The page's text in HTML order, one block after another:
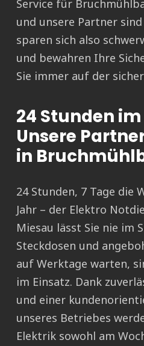
Service für
und unsere Partner sind
sparen sich also
und bewahren Ihre
Sie immer auf der
24 Stunden
Unsere
in
24 Stunden, 7 Tage die
Jahr – der Elektro
Miesau lässt Sie nie im
Steckdosen und
auf Werktage warten,
im Einsatz. Dank
und einer
unseres Betriebes
Elektrik sowohl am